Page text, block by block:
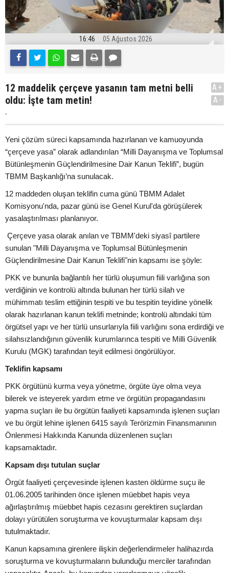
16:46 05 Ağustos 2026
12 maddelik çerçeve yasanın tam metni belli
oldu: İşte tam metin!
.
A+
A-
Yeni çözüm süreci kapsamında hazırlanan ve kamuoyunda
“çerçeve yasa” olarak adlandırılan “Milli Dayanışma ve Toplumsal
Bütünleşmenin Güçlendirilmesine Dair Kanun Teklifi”, bugün
TBMM Başkanlığı’na sunulacak.
12 maddeden oluşan teklifin cuma günü TBMM Adalet
Komisyonu'nda, pazar günü ise Genel Kurul'da görüşülerek
yasalaştırılması planlanıyor.
Çerçeve yasa olarak anılan ve TBMM'deki siyasî partilere
sunulan "Milli Dayanışma ve Toplumsal Bütünleşmenin
Güçlendirilmesine Dair Kanun Teklifi"nin kapsamı ise şöyle:
PKK ve bununla bağlantılı her türlü oluşumun fiili varlığına son
verdiğinin ve kontrolü altında bulunan her türlü silah ve
mühimmatı teslim ettiğinin tespiti ve bu tespitin teyidine yönelik
olarak hazırlanan kanun teklifi metninde; kontrolü altındaki tüm
örgütsel yapı ve her türlü unsurlarıyla fiili varlığını sona erdirdiği ve
silahsızlandığının güvenlik kurumlarınca tespiti ve Milli Güvenlik
Kurulu (MGK) tarafından teyit edilmesi öngörülüyor.
Teklifin kapsamı
PKK örgütünü kurma veya yönetme, örgüte üye olma veya
bilerek ve isteyerek yardım etme ve örgütün propagandasını
yapma suçları ile bu örgütün faaliyeti kapsamında işlenen suçları
ve bu örgüt lehine işlenen 6415 sayılı Terörizmin Finansmanının
Önlenmesi Hakkında Kanunda düzenlenen suçları
kapsamaktadır.
Kapsam dışı tutulan suçlar
Örgüt faaliyeti çerçevesinde işlenen kasten öldürme suçu ile
01.06.2005 tarihinden önce işlenen müebbet hapis veya
ağırlaştırılmış müebbet hapis cezasını gerektiren suçlardan
dolayı yürütülen soruşturma ve kovuşturmalar kapsam dışı
tutulmaktadır.
Kanun kapsamına girenlere ilişkin değerlendirmeler halihazırda
soruşturma ve kovuşturmaların bulunduğu merciler tarafından